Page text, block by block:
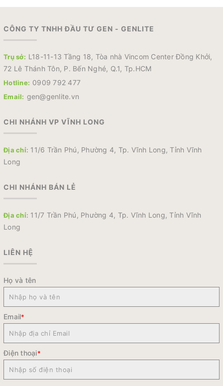
CÔNG TY TNHH ĐẦU TƯ GEN - GENLITE
Trụ sở: L18-11-13 Tầng 18, Tòa nhà Vincom Center Đồng Khởi,
72 Lê Thánh Tôn, P. Bến Nghé, Q.1, Tp.HCM
Hotline: 0909 792 477
Email: gen@genlite.vn
CHI NHÁNH VP VĨNH LONG
Địa chỉ: 11/6 Trần Phú, Phường 4, Tp. Vĩnh Long, Tỉnh Vĩnh
Long
CHI NHÁNH BÁN LẺ
Địa chỉ: 11/7 Trần Phú, Phường 4, Tp. Vĩnh Long, Tỉnh Vĩnh
Long
LIÊN HỆ
Họ và tên
Email*
Điện thoại*